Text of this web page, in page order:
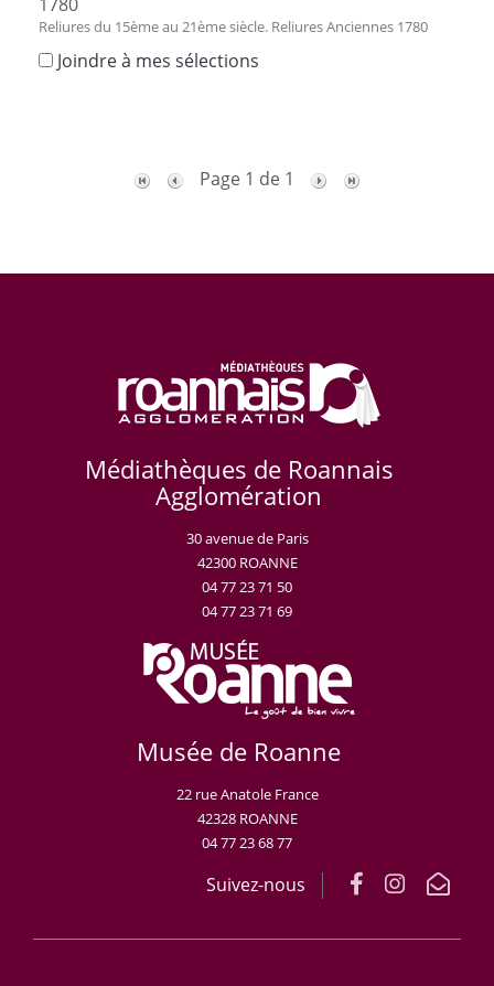
Reliures du 15ème au 21ème siècle. Reliures Anciennes 1780
Joindre à mes sélections
Page 1 de 1
Médiathèques de Roannais
Agglomération
30 avenue de Paris
42300 ROANNE
04 77 23 71 50
04 77 23 71 69
Musée de Roanne
22 rue Anatole France
42328 ROANNE
04 77 23 68 77
Suivez-nous